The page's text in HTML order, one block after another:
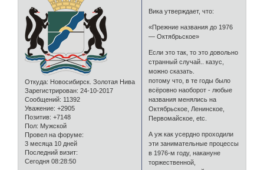
Откуда: Новосибирск. Золотая Нива
Зарегистрирован: 24-10-2017
Сообщений: 11392
Уважение: +2905
Позитив: +7148
Пол: Мужской
Провел на форуме:
3 месяца 10 дней
Последний визит:
Сегодня 08:28:50
Вика утверждает, что:
«Прежние названия до 1976
— Октябрьское»
Если это так, то это довольно
странный случай.. казус,
можно сказать.
потому что, в те годы было
всёровно наоборот - любые
названия менялись на
Октябрьское, Ленинское,
Первомайское, etc.
А уж как усердно проходили
эти занимательные процессы
в 1976-м году, накануне
торжественной,